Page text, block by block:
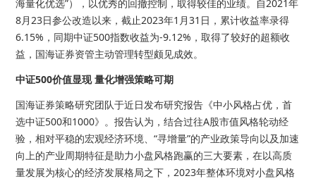
海量化优选”），以优秀的回撤控制，取得较佳的业绩。自2021年
8月23日参公改造以来，截止2023年1月31日，累计收益率录得
6.15%，同期中证500指数收益为-9.12%，取得了较好的超额收
益，国海证券资管主动管理转型颇见成效。
中证500价值显现 量化增强策略可期
国海证券策略研究团队于近日发布研究报告《中小风格占优，首
选中证500和1000》。报告认为，结合过往A股市值风格轮动经
验，相对平稳的宏观经济环境、“寻增量”的产业政策导向以及加速
向上的产业周期特征是助力小盘风格跑赢的三大要素，在以高质
量发展为核心的经济发展格局之下，2023年整体环境对小盘风格